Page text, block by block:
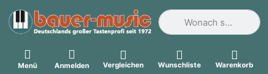
Geben Sie einen
Menü Anmelden Vergleichen Wunschliste Warenkorb